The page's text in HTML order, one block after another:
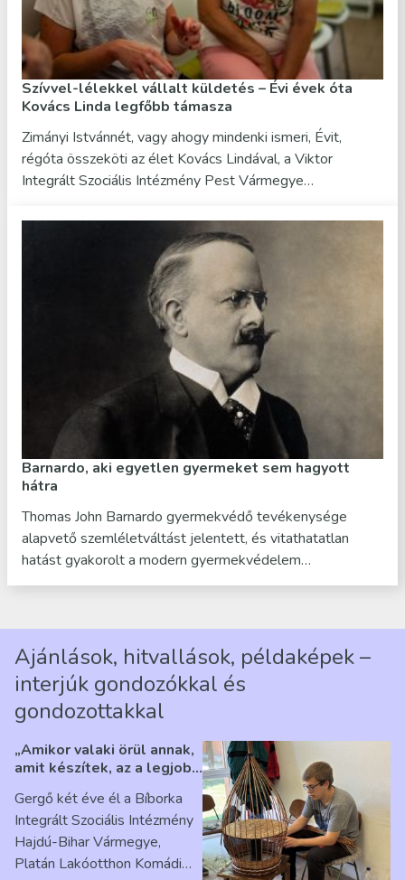
Szívvel-lélekkel vállalt küldetés – Évi évek óta
Kovács Linda legfőbb támasza
Zimányi Istvánnét, vagy ahogy mindenki ismeri, Évit,
régóta összeköti az élet Kovács Lindával, a Viktor
Integrált Szociális Intézmény Pest Vármegye…
Barnardo, aki egyetlen gyermeket sem hagyott
hátra
Thomas John Barnardo gyermekvédő tevékenysége
alapvető szemléletváltást jelentett, és vitathatatlan
hatást gyakorolt a modern gyermekvédelem…
Ajánlások, hitvallások, példaképek –
interjúk gondozókkal és
gondozottakkal
„Amikor valaki örül annak,
amit készítek, az a legjobb
Ribárszky Gergő ellátottal
Gergő két éve él a Bíborka
Integrált Szociális Intézmény
Hajdú-Bihar Vármegye,
Platán Lakóotthon Komádi